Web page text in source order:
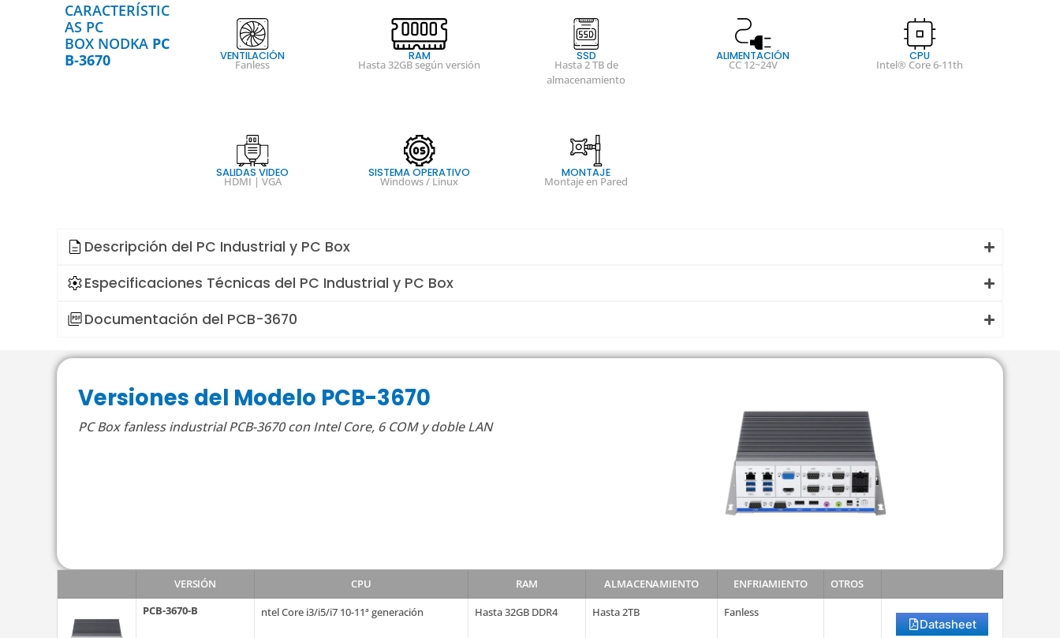
CARACTERÍSTIC
AS PC
BOX NODKA PC
B-3670
VENTILACIÓN
Fanless
RAM
Hasta 32GB según versión
SSD
Hasta 2 TB de
almacenamiento
ALIMENTACIÓN
CC 12~24V
CPU
Intel® Core 6-11th
SALIDAS VIDEO
HDMI | VGA
SISTEMA OPERATIVO
Windows / Linux
MONTAJE
Montaje en Pared
Descripción del PC Industrial y PC Box
Especificaciones Técnicas del PC Industrial y PC Box
Documentación del PCB-3670
Versiones del Modelo PCB-3670
PC Box fanless industrial PCB-3670 con Intel Core, 6 COM y doble LAN
VERSIÓN CPU RAM ALMACENAMIENTO ENFRIAMIENTO
OTROS
PCB-3670-B
ntel Core i3/i5/i7 10-11ª generación Hasta 32GB DDR4 Hasta 2TB Fanless
Datasheet